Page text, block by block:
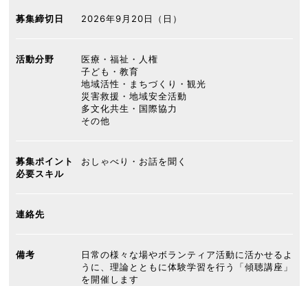
募集締切日 2026年9月20日（日）
活動分野
医療・福祉・人権
子ども・教育
地域活性・まちづくり・観光
災害救援・地域安全活動
多文化共生・国際協力
その他
募集ポイント
必要スキル
おしゃべり・お話を聞く
連絡先
備考
日常の様々な場やボランティア活動に活かせるよ
うに、理論とともに体験学習を行う「傾聴講座」
を開催します